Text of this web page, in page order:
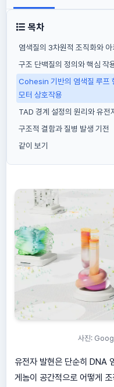
목차
염색질의 3차원적 조직화와
구조 단백질의 정의와 핵심 작
Cohesin 기반의 염색질 루프
모터 상호작용
TAD 경계 설정의 원리와 유전
구조적 결함과 질병 발생 기전
같이 보기
사진:
유전자 발현은 단순히 DNA
게놈이 공간적으로 어떻게